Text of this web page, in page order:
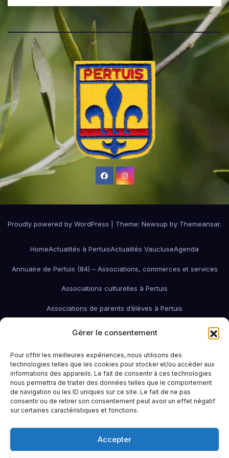
Gérer le consentement
Pour offrir les meilleures expériences, nous utilisons des
technologies telles que les cookies pour stocker et/ou accéder aux
informations des appareils. Le fait de consentir à ces technologies
nous permettra de traiter des données telles que le comportement
de navigation ou les ID uniques sur ce site. Le fait de ne pas
consentir ou de retirer son consentement peut avoir un effet négatif
sur certaines caractéristiques et fonctions.
Accepter
Proudly powered by WordPress Theme: Newsup by Themeansar.
HomeActualités à PertuisActualités VaucluseAgenda
Annuaire de Pertuis (84) – Associations, commerces et services
Associations culturelles à Pertuis
Associations de parents d’élèves à Pertuis
Associations de quartier à Pertuis
associations économiques Pertuis
Associations humanitaires et socialesAssociations patriotiques
Associations petite enfanceAssociations sportives de Pertuis
Bars à Pertuis: où sortir et boire un verreContactEmploi